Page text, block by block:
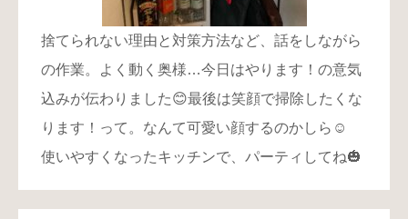
捨てられない理由と対策方法など、話をしながら
の作業。よく動く奥様…今日はやります！の意気
込みが伝わりました😊最後は笑顔で掃除したくな
ります！って。なんて可愛い顔するのかしら☺️
使いやすくなったキッチンで、パーティしてね🎃